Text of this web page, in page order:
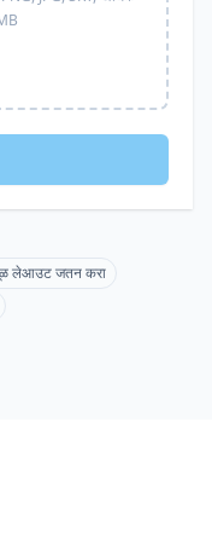
लेआउट जतन करा